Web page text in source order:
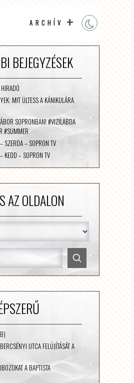
ARCHÍV
BEJEGYZÉSEK
MIT ÜLTESS A KÁNIKULÁRA
SOPRONBAN! #VIZILABDA
#SUMMER
– SOPRON TV
– SOPRON TV
AZ OLDALON
UTCA FELÚJÍTÁSÁT A
A BAPTISTA